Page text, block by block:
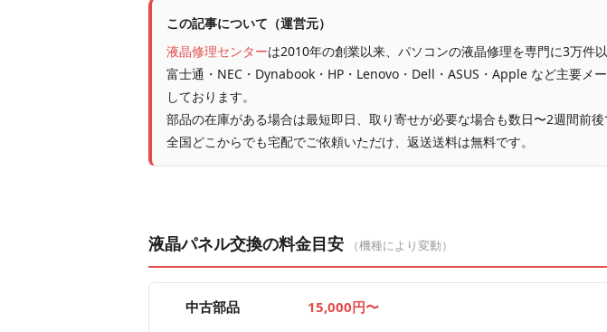
この記事について（運営元）
液晶修理センターは2010年の創業以来、パソコンの液晶修理を専門に3万件
富士通・NEC・Dynabook・HP・Lenovo・Dell・ASUS・Apple など主要メ
しております。
部品の在庫がある場合は最短即日、取り寄せが必要な場合も数日〜2週間前後
全国どこからでも宅配でご依頼いただけ、返送送料は無料です。
液晶パネル交換の料金目安 （機種により変動）
中古部品 15,000円〜